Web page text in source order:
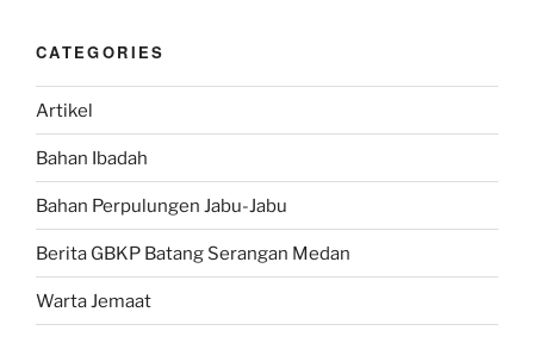
CATEGORIES
Artikel
Bahan Ibadah
Bahan Perpulungen Jabu-Jabu
Berita GBKP Batang Serangan Medan
Warta Jemaat